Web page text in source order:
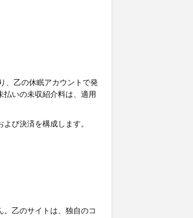
、乙の休眠アカウントで発
払いの未収紹介料は、適用
び決済を構成します。
乙のサイトは、独自のコ